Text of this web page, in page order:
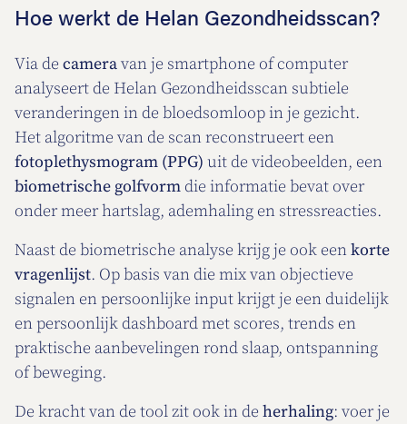
Hoe werkt de Helan Gezondheidsscan?
Via de cameravan je smartphone of computer
analyseert de Helan Gezondheidsscan subtiele
veranderingen in de bloedsomloop in je gezicht.
Het algoritme van de scan reconstrueert een
fotoplethysmogram (PPG) uit de videobeelden, een
biometrische golfvorm die informatie bevat over
onder meer hartslag, ademhaling en stressreacties.
Naast de biometrische analyse krijg je ook eenkorte
vragenlijst. Op basis van die mix van objectieve
signalen en persoonlijke input krijgt je een duidelijk
en persoonlijk dashboard met scores, trends en
praktische aanbevelingen rond slaap, ontspanning
of beweging.
De kracht van de tool zit ook in de herhaling: voer je